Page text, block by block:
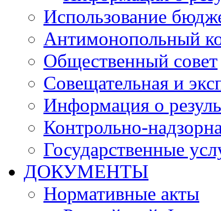
Использование
Антимонопольный
Общественный совет
Совещательная и
Информация о
Контрольно-
Государственные
ДОКУМЕНТЫ
Нормативные акты